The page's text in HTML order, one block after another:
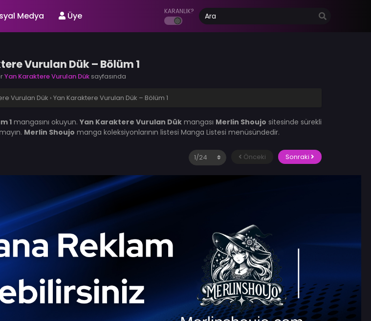
Medya Üye KARANLIK?
Vurulan Dük – Bölüm 1
Yan Karaktere Vurulan Dük sayfasında
Vurulan Dük › Yan Karaktere Vurulan Dük – Bölüm 1
1mangasını okuyun. Yan Karaktere Vurulan Dükmangası Merlin Shoujo sitesinde sürekli
Merlin Shoujo manga koleksiyonlarının listesi Manga Listesi menüsündedir.
Önceki Sonraki